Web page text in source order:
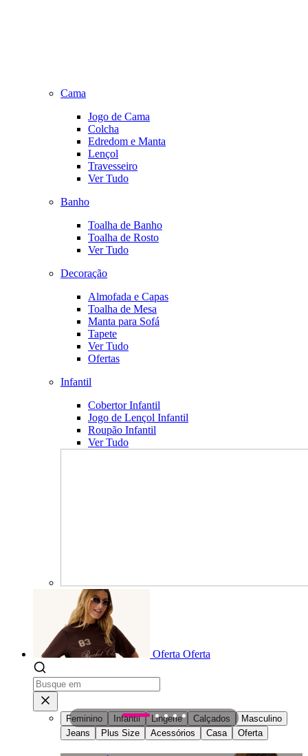
Cama
Jogo de Cama
Colcha
Edredom e Manta
Lençol
Travesseiro
Ver Tudo
Banho
Toalha de Banho
Toalha de Rosto
Ver Tudo
Decoração
Almofada e Capas
Toalha de Mesa
Manta para Sofá
Tapete
Ver Tudo
Ofertas
Infantil
Cobertor Infantil
Jogo de Lençol Infantil
Roupão Infantil
Ver Tudo
Oferta Oferta
Feminino Infantil Lingerie Calçados
Masculino
Jeans
Plus Size Acessórios Casa Oferta
1 2 3 4 5